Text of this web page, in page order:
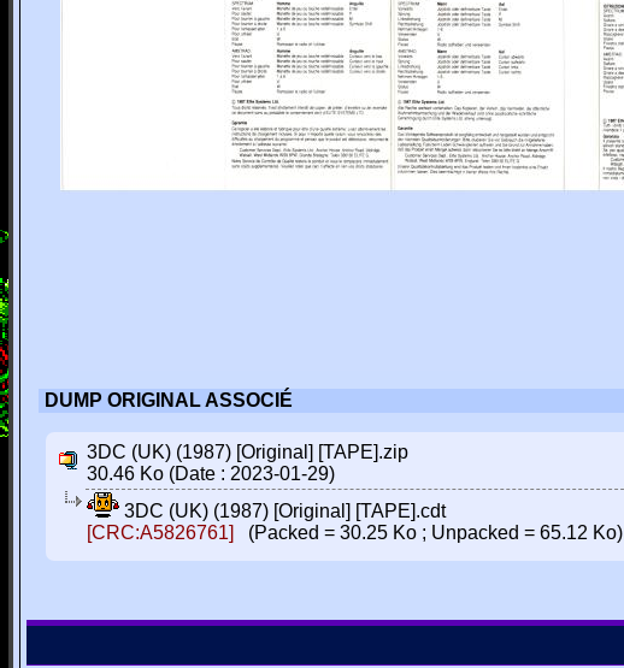
DUMP ORIGINAL ASSOCIÉ
3DC (UK) (1987) [Original] [TAPE].zip
30.46 Ko (Date : 2023-01-29)
3DC (UK) (1987) [Original] [TAPE].cdt
[CRC:A5826761]
(Packed = 30.25 Ko ; Unpacked = 65.12 Ko)